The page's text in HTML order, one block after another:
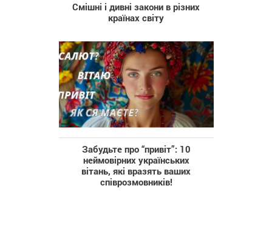
Смішні і дивні закони в різних
країнах світу
Забудьте про “привіт”: 10
неймовірних українських
вітань, які вразять ваших
співрозмовників!